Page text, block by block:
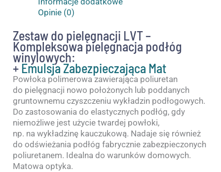
Opinie (0)
Zestaw do pielęgnacji LVT –
Kompleksowa pielęgnacja podłóg
winylowych:
+Emulsja Zabezpieczająca Mat
Powłoka polimerowa zawierająca poliuretan
do pielęgnacji nowo położonych lub poddanych
gruntownemu czyszczeniu wykładzin podłogowych.
Do zastosowania do elastycznych podłóg, gdy
niemożliwe jest użycie twardej powłoki,
np. na wykładzinę kauczukową. Nadaje się również
do odświeżania podłóg fabrycznie zabezpieczonych
poliuretanem. Idealna do warunków domowych.
Matowa optyka.